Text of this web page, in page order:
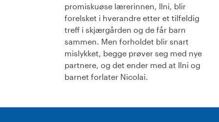
promiskuøse lærerinnen, Ilni, blir
forelsket i hverandre etter et tilfeldig
treff i skjærgården og de får barn
sammen. Men forholdet blir snart
mislykket, begge prøver seg med nye
partnere, og det ender med at Ilni og
barnet forlater Nicolai.